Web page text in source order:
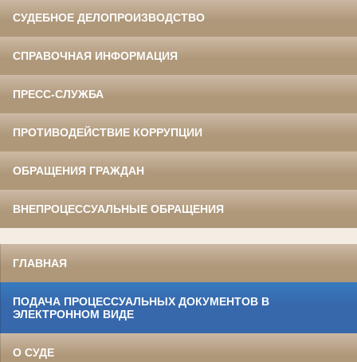
СУДЕБНОЕ ДЕЛОПРОИЗВОДСТВО
СПРАВОЧНАЯ ИНФОРМАЦИЯ
ПРЕСС-СЛУЖБА
ПРОТИВОДЕЙСТВИЕ КОРРУПЦИИ
ОБРАЩЕНИЯ ГРАЖДАН
ВНЕПРОЦЕССУАЛЬНЫЕ ОБРАЩЕНИЯ
ГЛАВНАЯ
ПОДАЧА ПРОЦЕССУАЛЬНЫХ ДОКУМЕНТОВ В
ЭЛЕКТРОННОМ ВИДЕ
О СУДЕ